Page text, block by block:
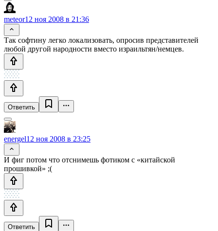
meteor12 ноя 2008 в 21:36
Так софтину легко локализовать, опросив представителей
любой другой народности вместо израильтян/немцев.
Ответить
energel12 ноя 2008 в 23:25
И фиг потом что отснимешь фотиком с «китайской
прошивкой» ;(
Ответить